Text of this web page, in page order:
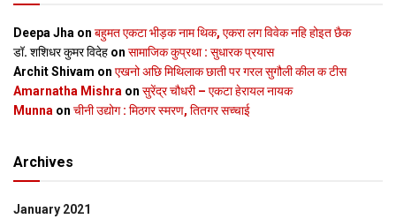
Deepa Jha on बहुमत एकटा भीड़क नाम थिक, एकरा लग विवेक नहि होइत छैक
डॉ. शशिधर कुमर विदेह on सामाजिक कुप्रथा : सुधारक प्रयास
Archit Shivam on एखनो अछि मिथिलाक छाती पर गरल सुगौली कील क टीस
Amarnatha Mishra on सुरेंद्र चौधरी – एकटा हेरायल नायक
Munna on चीनी उद्योग : मिठगर स्‍मरण, तितगर सच्‍चाई
Archives
January 2021